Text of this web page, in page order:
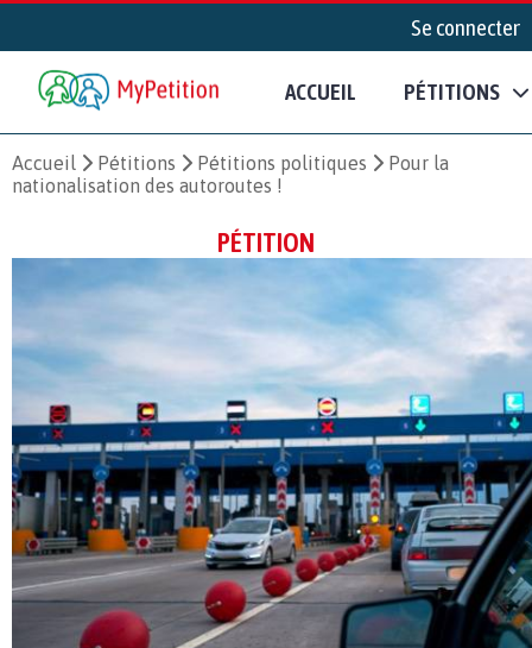
Se connecter
ACCUEIL PÉTITIONS
Accueil Pétitions Pétitions politiques
Pour la
nationalisation des autoroutes !
PÉTITION